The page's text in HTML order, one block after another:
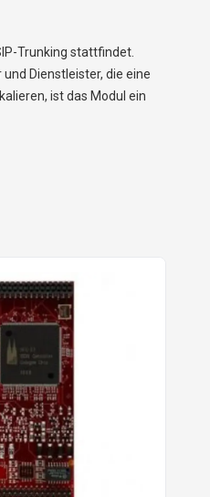
Trunking stattfindet.
Dienstleister, die eine
ist das Modul ein